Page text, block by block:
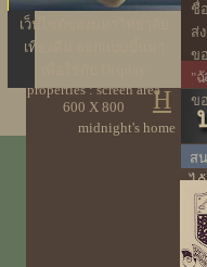
เว็ปไซต์ของมหาวิทยาลัย
เที่ยงคืน ออกแบบขึ้นมา
properties : screen area
600 X 800
ส
ไ
H
midnight's home
ชื่
ส่
ข
"
ข